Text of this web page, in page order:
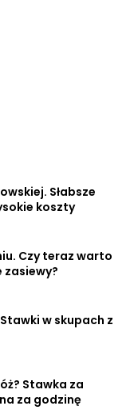
Słabsze
koszty
Czy teraz warto
zasiewy?
w skupach z
Stawka za
za godzinę